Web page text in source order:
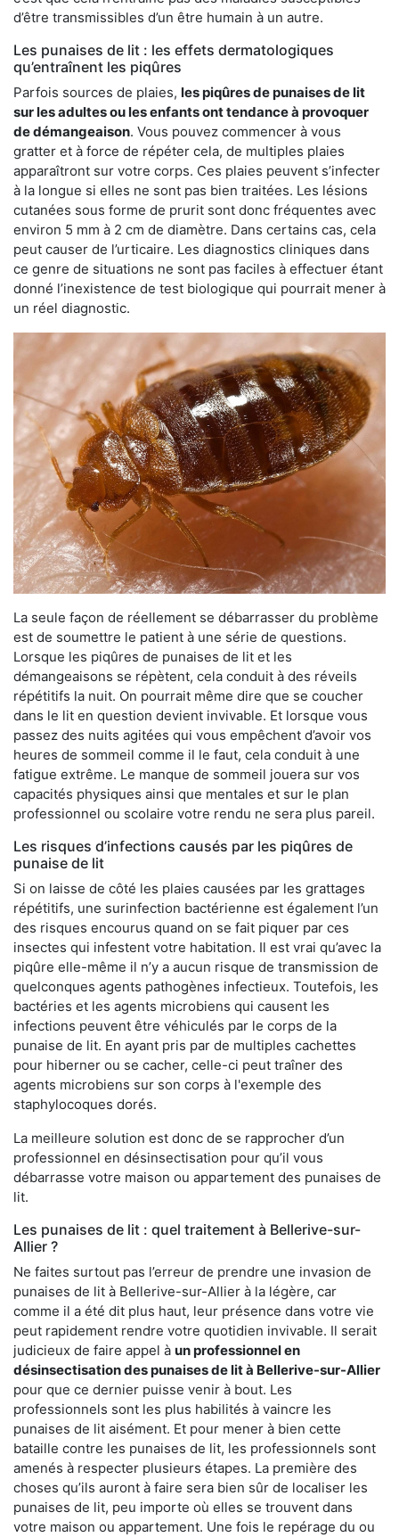
d’être transmissibles d’un être humain à un autre.
Les punaises de lit : les effets dermatologiques
qu’entraînent les piqûres
Parfois sources de plaies, les piqûres de punaises de lit
sur les adultes ou les enfants ont tendance à provoquer
de démangeaison. Vous pouvez commencer à vous
gratter et à force de répéter cela, de multiples plaies
apparaîtront sur votre corps. Ces plaies peuvent s’infecter
à la longue si elles ne sont pas bien traitées. Les lésions
cutanées sous forme de prurit sont donc fréquentes avec
environ 5 mm à 2 cm de diamètre. Dans certains cas, cela
peut causer de l’urticaire. Les diagnostics cliniques dans
ce genre de situations ne sont pas faciles à effectuer étant
donné l’inexistence de test biologique qui pourrait mener à
un réel diagnostic.
La seule façon de réellement se débarrasser du problème
est de soumettre le patient à une série de questions.
Lorsque les piqûres de punaises de lit et les
démangeaisons se répètent, cela conduit à des réveils
répétitifs la nuit. On pourrait même dire que se coucher
dans le lit en question devient invivable. Et lorsque vous
passez des nuits agitées qui vous empêchent d’avoir vos
heures de sommeil comme il le faut, cela conduit à une
fatigue extrême. Le manque de sommeil jouera sur vos
capacités physiques ainsi que mentales et sur le plan
professionnel ou scolaire votre rendu ne sera plus pareil.
Les risques d’infections causés par les piqûres de
punaise de lit
Si on laisse de côté les plaies causées par les grattages
répétitifs, une surinfection bactérienne est également l’un
des risques encourus quand on se fait piquer par ces
insectes qui infestent votre habitation. Il est vrai qu’avec la
piqûre elle-même il n’y a aucun risque de transmission de
quelconques agents pathogènes infectieux. Toutefois, les
bactéries et les agents microbiens qui causent les
infections peuvent être véhiculés par le corps de la
punaise de lit. En ayant pris par de multiples cachettes
pour hiberner ou se cacher, celle-ci peut traîner des
agents microbiens sur son corps à l'exemple des
staphylocoques dorés.
La meilleure solution est donc de se rapprocher d’un
professionnel en désinsectisation pour qu’il vous
débarrasse votre maison ou appartement des punaises de
lit.
Les punaises de lit : quel traitement à Bellerive-sur-
Allier ?
Ne faites surtout pas l’erreur de prendre une invasion de
punaises de lit à Bellerive-sur-Allier à la légère, car
comme il a été dit plus haut, leur présence dans votre vie
peut rapidement rendre votre quotidien invivable. Il serait
judicieux de faire appel à un professionnel en
désinsectisation des punaises de lit à Bellerive-sur-Allier
pour que ce dernier puisse venir à bout. Les
professionnels sont les plus habilités à vaincre les
punaises de lit aisément. Et pour mener à bien cette
bataille contre les punaises de lit, les professionnels sont
amenés à respecter plusieurs étapes. La première des
choses qu’ils auront à faire sera bien sûr de localiser les
punaises de lit, peu importe où elles se trouvent dans
votre maison ou appartement. Une fois le repérage du ou